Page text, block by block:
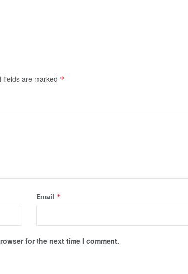
fields are marked *
Email *
for the next time I comment.